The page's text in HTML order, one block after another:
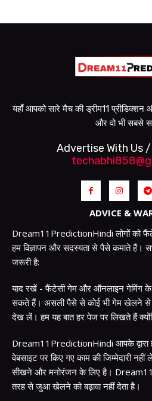
यहाँ आपको सारे मैच की ड्रीम11
और वो भी सबसे
Advertise With Us
ADVICE &
Dream11PredictionHindi लोगों को
हम विज्ञापन और सदस्यता से पैसे कमाते हैं।
जरूरी है:
याद रखें - फैंटेसी गेम और ऑनलाइन गेमिंग
सकते हैं। असली पैसे से कोई भी गेम खेलने
देख लें। हम यह बात हर पेज पर लिखते हैं
Dream11PredictionHindi आपके द्वारा
वेबसाइट पर किए गए काम की जिम्मेदारी नहीं
सीखने और मनोरंजन के लिए है।
तरह से जुआ खेलने को बढ़ावा नहीं देता है।